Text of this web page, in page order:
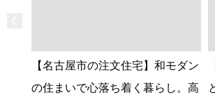
【名古屋市の注文住宅】和モダン
の住まいで心落ち着く暮らし。高